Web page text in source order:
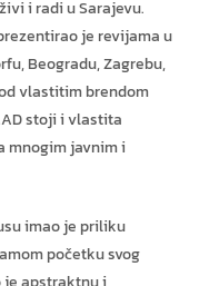
i radi u Sarajevu.
je revijama u
Beogradu, Zagrebu,
vlastitim brendom
stoji i vlastita
mnogim javnim i
imao je priliku
početku svog